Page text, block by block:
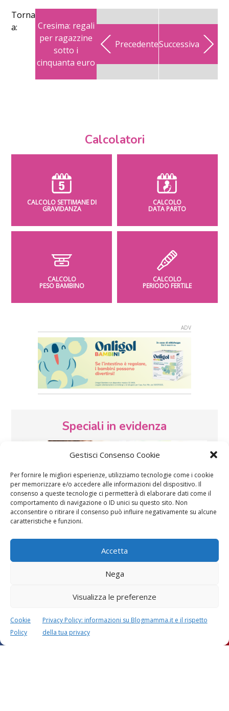
Gestisci Consenso Cookie
Per fornire le migliori esperienze, utilizziamo tecnologie come i cookie
per memorizzare e/o accedere alle informazioni del dispositivo. Il
consenso a queste tecnologie ci permetterà di elaborare dati come il
comportamento di navigazione o ID unici su questo sito. Non
acconsentire o ritirare il consenso può influire negativamente su alcune
caratteristiche e funzioni.
Accetta
Nega
Visualizza le preferenze
Cookie
Policy
Privacy Policy: informazioni su Blogmamma.it e il rispetto
della tua privacy
Torna
a:
Cresima: regali
per ragazzine
sotto i
cinquanta euro
PrecedenteSuccessiva
Calcolatori
CALCOLO SETTIMANE DI
GRAVIDANZA
CALCOLO
DATA PARTO
CALCOLO
PESO BAMBINO
CALCOLO
PERIODO FERTILE
Speciali in evidenza
Vaccini SOS Pediatra
Festa della mamma:
d’auguri, filastrocche
Le settimane di